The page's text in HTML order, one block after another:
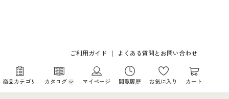
ご利用ガイド よくある質問とお問い合わせ
商品カテゴリ カタログ マイページ 閲覧履歴 お気に入り カート